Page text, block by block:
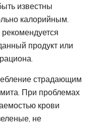
известны
калорийным.
продукт или
страдающим
При проблемах
крови
не